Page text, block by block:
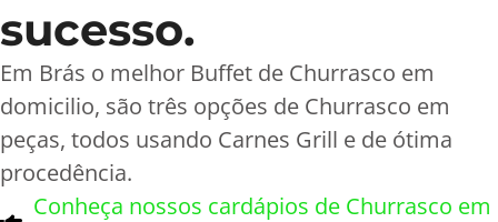
sucesso.
Em Brás o melhor Buffet de Churrasco em
domicilio, são três opções de Churrasco em
peças, todos usando Carnes Grill e de ótima
procedência.
Conheça nossos cardápios de Churrasco em